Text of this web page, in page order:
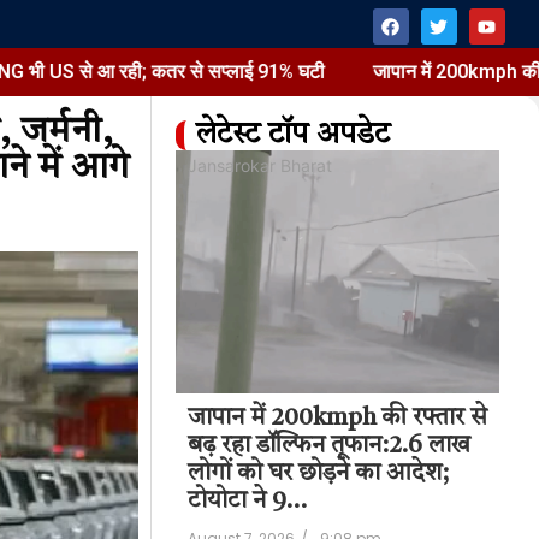
कतर से सप्लाई 91% घटी जापान में 200kmph की रफ्तार से बढ़
जर्मनी,
में आगे
लेटेस्ट टॉप अपडेट
सबसे बड़ा
ज्यादा
आ रही; कतर से
Jansarokar Bharat
जापान में 200kmph की रफ्तार से
बढ़ रहा डॉल्फिन तूफान:2.6 लाख
लोगों को घर छोड़ने का आदेश;
टोयोटा ने 9…